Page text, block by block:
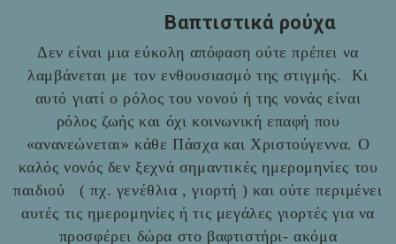
Βαπτιστικά ρούχα
Δεν είναι μια εύκολη απόφαση ούτε πρέπει να
λαμβάνεται με τον ενθουσιασμό της στιγμής. Κι
αυτό γιατί ο ρόλος του νονού ή της νονάς είναι
ρόλος ζωής και όχι κοινωνική επαφή που
«ανανεώνεται» κάθε Πάσχα και Χριστούγεννα. Ο
καλός νονός δεν ξεχνά σημαντικές ημερομηνίες του
παιδιού ( πχ. γενέθλια , γιορτή ) και ούτε περιμένει
αυτές τις ημερομηνίες ή τις μεγάλες γιορτές για να
προσφέρει δώρα στο βαφτιστήρι- ακόμα